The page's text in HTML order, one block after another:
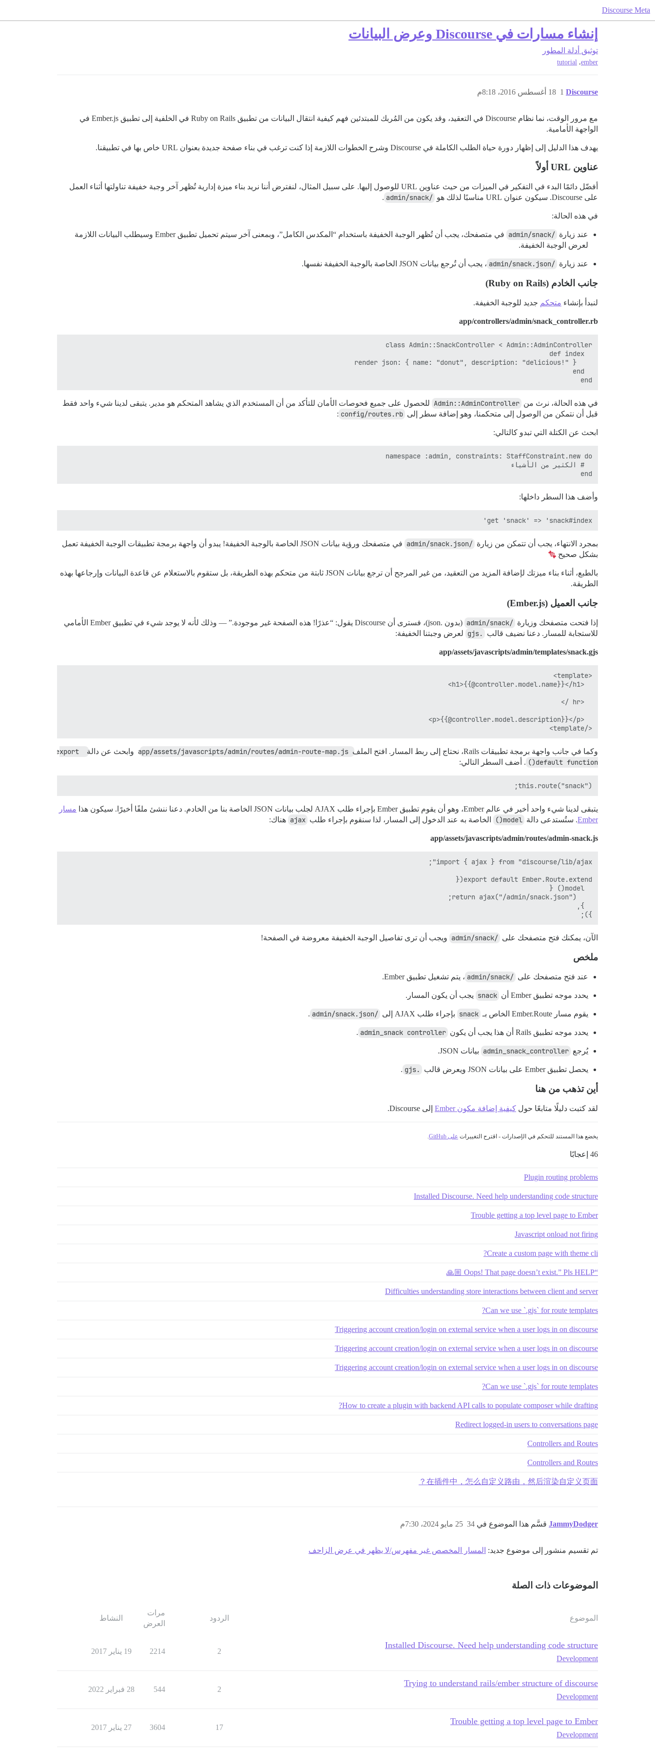
Discourse Meta
إنشاء مسارات في Discourse وعرض البيانات
توثيق أدلة المطور
ember
,
tutorial
Discourse 18 أغسطس 2016، 8:18م 1
مع مرور الوقت، نما نظام Discourse في التعقيد، وقد يكون من المُربك للمبتدئين فهم كيفية انتقال البيانات من تطبيق Ruby on Rails في الخلفية إلى تطبيق Ember.js في
الواجهة الأمامية.
يهدف هذا الدليل إلى إظهار دورة حياة الطلب الكاملة في Discourse وشرح الخطوات اللازمة إذا كنت ترغب في بناء صفحة جديدة بعنوان URL خاص بها في تطبيقنا.
عناوين URL أولاً
أفضّل دائمًا البدء في التفكير في الميزات من حيث عناوين URL للوصول إليها. على سبيل المثال، لنفترض أننا نريد بناء ميزة إدارية تُظهر آخر وجبة خفيفة تناولتها أثناء العمل
على Discourse. سيكون عنوان URL مناسبًا لذلك هو
/admin/snack
.
في هذه الحالة:
عند زيارة /admin/snack
في متصفحك، يجب أن تُظهر الوجبة الخفيفة باستخدام “المكدس الكامل”، وبمعنى آخر سيتم تحميل تطبيق Ember وسيطلب البيانات اللازمة
لعرض الوجبة الخفيفة.
عند زيارة /admin/snack.json ، يجب أن تُرجع بيانات JSON الخاصة بالوجبة الخفيفة نفسها.
جانب الخادم (Ruby on Rails)
لنبدأ بإنشاء متحكم جديد للوجبة الخفيفة.
app/controllers/admin/snack_controller.rb
end
في هذه الحالة، نرث من Admin::AdminController للحصول على جميع فحوصات الأمان للتأكد من أن المستخدم الذي يشاهد المتحكم هو مدير. يتبقى لدينا شيء واحد فقط
قبل أن نتمكن من الوصول إلى متحكمنا، وهو إضافة سطر إلى config/routes.rb
:
ابحث عن الكتلة التي تبدو كالتالي:
end
وأضف هذا السطر داخلها:
get 'snack' => 'snack#index'
بمجرد الانتهاء، يجب أن تتمكن من زيارة /admin/snack.json
في متصفحك ورؤية بيانات JSON الخاصة بالوجبة الخفيفة! يبدو أن واجهة برمجة تطبيقات الوجبة الخفيفة تعمل
بشكل صحيح
بالطبع، أثناء بناء ميزتك لإضافة المزيد من التعقيد، من غير المرجح أن ترجع بيانات JSON ثابتة من متحكم بهذه الطريقة، بل ستقوم بالاستعلام عن قاعدة البيانات وإرجاعها بهذه
الطريقة.
جانب العميل (Ember.js)
إذا فتحت متصفحك وزيارة /admin/snack
(بدون .json)، فسترى أن Discourse يقول: “عذرًا! هذه الصفحة غير موجودة.” — وذلك لأنه لا يوجد شيء في تطبيق Ember الأمامي
للاستجابة للمسار. دعنا نضيف قالب
.gjs لعرض وجبتنا الخفيفة:
app/assets/javascripts/admin/templates/snack.gjs
</template>
وكما في جانب واجهة برمجة تطبيقات Rails، نحتاج إلى ربط المسار. افتح الملف app/assets/javascripts/admin/routes/admin-route-map.js وابحث عن دالة
export
default function()
. أضف السطر التالي:
this.route("snack");
يتبقى لدينا شيء واحد أخير في عالم Ember، وهو أن يقوم تطبيق Ember بإجراء طلب AJAX لجلب بيانات JSON الخاصة بنا من الخادم. دعنا ننشئ ملفًا أخيرًا. سيكون هذا
مسار
Ember. ستُستدعى دالة model() الخاصة به عند الدخول إلى المسار، لذا سنقوم بإجراء طلب ajax هناك:
app/assets/javascripts/admin/routes/admin-snack.js
});
الآن، يمكنك فتح متصفحك على /admin/snack ويجب أن ترى تفاصيل الوجبة الخفيفة معروضة في الصفحة!
ملخص
عند فتح متصفحك على /admin/snack ، يتم تشغيل تطبيق Ember.
يحدد موجه تطبيق Ember أن snack يجب أن يكون المسار.
يقوم مسار Ember.Route الخاص بـ snack بإجراء طلب AJAX إلى /admin/snack.json
.
يحدد موجه تطبيق Rails أن هذا يجب أن يكون admin_snack controller
.
يُرجع admin_snack_controller بيانات JSON.
يحصل تطبيق Ember على بيانات JSON ويعرض قالب .gjs
.
أين تذهب من هنا
لقد كتبت دليلًا متابعًا حول كيفية إضافة مكون Ember إلى Discourse.
يخضع هذا المستند للتحكم في الإصدارات - اقترح التغييرات على GitHub .
46 إعجابًا
Plugin routing problems
Installed Discourse. Need help understanding code structure
Trouble getting a top level page to Ember
Javascript onload not firing
Create a custom page with theme cli?
“Oops! That page doesn’t exist.” Pls HELP 🙏🏼
Difficulties understanding store interactions between client and server
Can we use `.gjs` for route templates?
Triggering account creation/login on external service when a user logs in on discourse
Triggering account creation/login on external service when a user logs in on discourse
Triggering account creation/login on external service when a user logs in on discourse
Can we use `.gjs` for route templates?
How to create a plugin with backend API calls to populate composer while drafting?
Redirect logged-in users to conversations page
Controllers and Routes
Controllers and Routes
在插件中，怎么自定义路由，然后渲染自定义页面？
JammyDodger قسَّم هذا الموضوع في 25 مايو 2024، 7:30م 34
تم تقسيم منشور إلى موضوع جديد: المسار المخصص غير مفهرس/لا يظهر في عرض الزاحف
الموضوعات ذات الصلة
الموضوع الردود
مرات
العرض
النشاط
Installed Discourse. Need help understanding code structure
Development
2
2214 19 يناير 2017
Trying to understand rails/ember structure of discourse
Development
2
544 28 فبراير 2022
Trouble getting a top level page to Ember
Development
17
3604 27 يناير 2017